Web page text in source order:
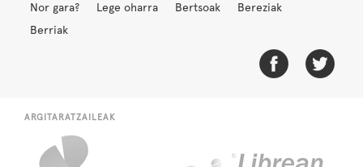
Nor gara? Lege oharra Bertsoak
Bereziak
Berriak
ARGITARATZAILEAK